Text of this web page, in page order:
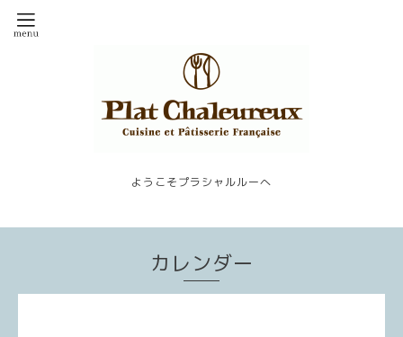
ようこそプラシャルルーへ
カレンダー